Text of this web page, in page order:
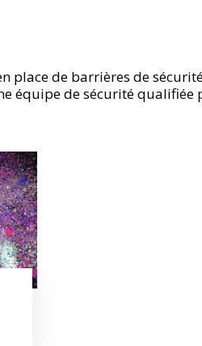
place de barrières de
équipe de sécurité qualifiée